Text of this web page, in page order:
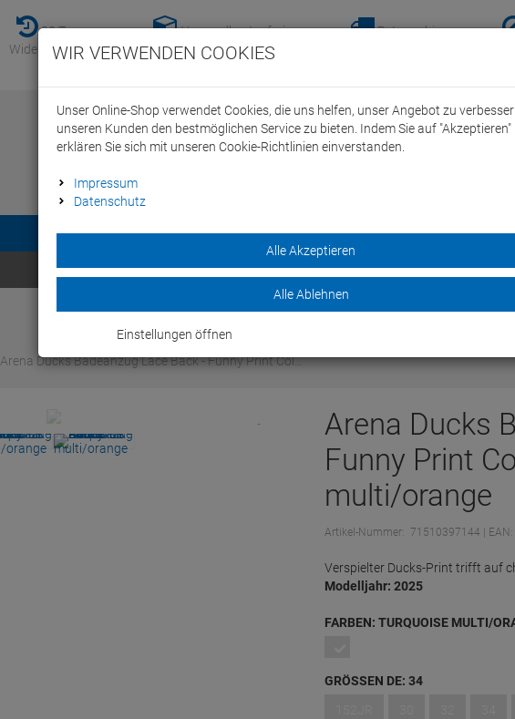
30 Tage
Widerrufsrecht
Versandkostenfreie-
Lieferung nach
Retoure hier
Dein Swim Team Bike
Marken Sale
Arena Ducks Badeanzug Lace Back - Funny Print Col…
Arena Ducks
Funny Print
multi/orange
Artikel-Nummer: 71510397144 |
Verspielter Ducks-Print trifft auf
Modelljahr: 2025
FARBEN: TURQUOISE MULTI/
GRÖSSEN DE: 34
WIR VERWENDEN COOKIES
Unser Online-Shop verwendet Cookies, die uns helfen, unser Angebot zu
unseren Kunden den bestmöglichen Service zu bieten. Indem Sie auf "Akzeptieren"
erklären Sie sich mit unseren Cookie-Richtlinien einverstanden.
Impressum
Datenschutz
Alle Akzeptieren
Alle Ablehnen
Einstellungen öffnen